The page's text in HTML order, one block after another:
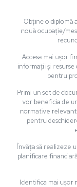
Obține o diplomă
nouă ocupație/
Accesa mai ușor
informații și
pentru
Primi un set de
vor beneficia de
normative
pentru
Învăța să realizeze
planificare
Identifica mai ușor